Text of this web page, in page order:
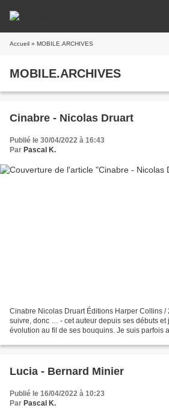
Accueil » MOBILE.ARCHIVES
MOBILE.ARCHIVES
Cinabre - Nicolas Druart
Publié le 30/04/2022 à 16:43
Par Pascal K.
Cinabre Nicolas Druart Éditions Harper Collins /
suivre, donc … - cet auteur depuis ses débuts et
évolution au fil de ses bouquins. Je suis parfois
Lucia - Bernard Minier
Publié le 16/04/2022 à 10:23
Par Pascal K.